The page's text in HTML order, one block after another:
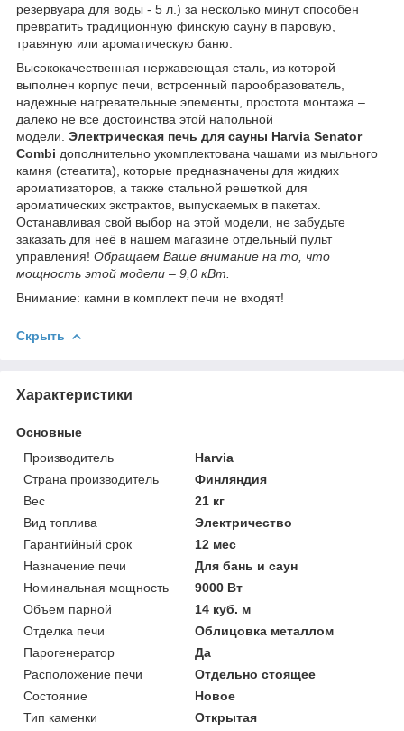
резервуара для воды - 5 л.) за несколько минут способен
превратить традиционную финскую сауну в паровую,
травяную или ароматическую баню.
Высококачественная нержавеющая сталь, из которой
выполнен корпус печи, встроенный парообразователь,
надежные нагревательные элементы, простота монтажа –
далеко не все достоинства этой напольной
модели. Электрическая печь для сауны Harvia Senator
Combi дополнительно укомплектована чашами из мыльного
камня (стеатита), которые предназначены для жидких
ароматизаторов, а также стальной решеткой для
ароматических экстрактов, выпускаемых в пакетах.
Останавливая свой выбор на этой модели, не забудьте
заказать для неё в нашем магазине отдельный пульт
управления! Обращаем Ваше внимание на то, что
мощность этой модели – 9,0 кВт.
Внимание: камни в комплект печи не входят!
Скрыть
Характеристики
Основные
Производитель
Harvia
Страна производитель
Финляндия
Вес
21 кг
Вид топлива
Электричество
Гарантийный срок
12 мес
Назначение печи
Для бань и саун
Номинальная мощность
9000 Вт
Объем парной
14 куб. м
Отделка печи
Облицовка металлом
Парогенератор
Да
Расположение печи
Отдельно стоящее
Состояние
Новое
Тип каменки
Открытая